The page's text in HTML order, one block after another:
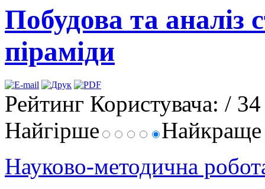
Побудова та аналіз
піраміди
Рейтинг Користувача: / 34
Найгірше
Науково-методична